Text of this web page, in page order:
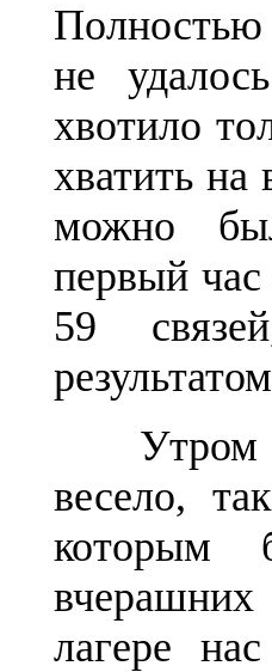
Полностью
не
хвотило
хватить на
можно
первый
59
Утром с
весело,
которым
лагере